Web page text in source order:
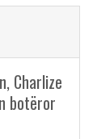
Charlize
botëror